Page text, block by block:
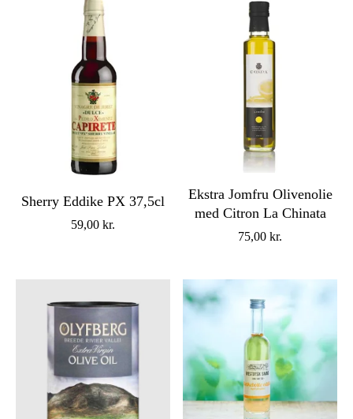
Sherry Eddike PX 37,5cl
59,00 kr.
Ekstra Jomfru Olivenolie
med Citron La Chinata
75,00kr.